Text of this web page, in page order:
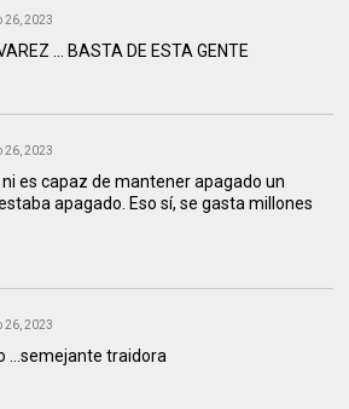
26, 2023
... BASTA DE ESTA GENTE
26, 2023
es capaz de mantener apagado un
apagado. Eso sí, se gasta millones
26, 2023
...semejante traidora